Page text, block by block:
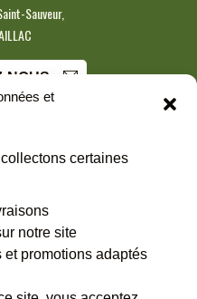
Sauveur,
NOUS
NEWSLETTER
ou en famille, toutes les
de Tradethik.
et
certaines
notre site
et promotions adaptés